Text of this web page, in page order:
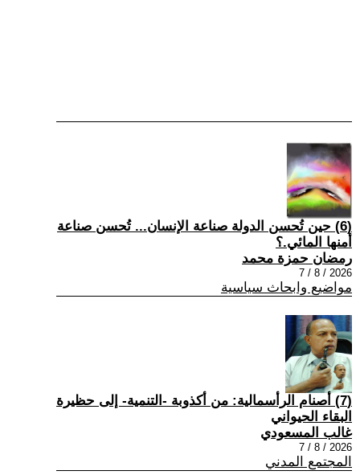
(6) حين تُحسن الدولة صناعة الإنسان... تُحسن صناعة
أمنها المائي.؟
رمضان حمزة محمد
2026 / 8 / 7
مواضيع وابحاث سياسية
(7) أصنام الرأسمالية: من أكذوبة -التنمية- إلى حظيرة
البقاء الحيواني
غالب المسعودي
2026 / 8 / 7
المجتمع المدني